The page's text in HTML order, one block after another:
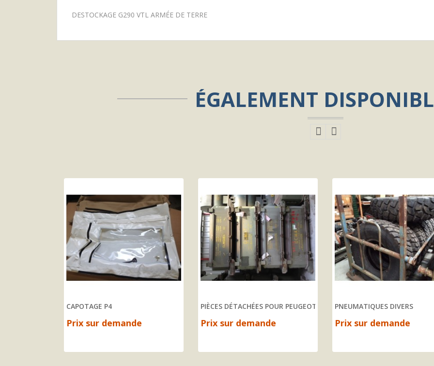
DESTOCKAGE G290 VTL ARMÉE DE TERRE
ÉGALEMENT
CAPOTAGE P4
Prix sur demande
PIÈCES DÉTACHÉES POUR PEUGEOT P4
Prix sur demande
PNEUMATIQUES DIVERS
Prix sur demande